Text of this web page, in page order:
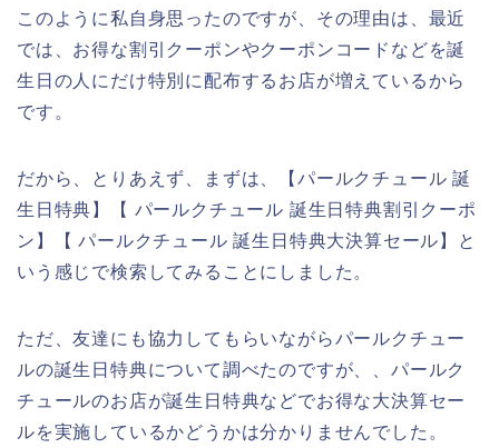
このように私自身思ったのですが、その理由は、最近
では、お得な割引クーポンやクーポンコードなどを誕
生日の人にだけ特別に配布するお店が増えているから
です。
だから、とりあえず、まずは、【パールクチュール 誕
生日特典】【 パールクチュール 誕生日特典割引クーポ
ン】【 パールクチュール 誕生日特典大決算セール】と
いう感じで検索してみることにしました。
ただ、友達にも協力してもらいながらパールクチュー
ルの誕生日特典について調べたのですが、、パールク
チュールのお店が誕生日特典などでお得な大決算セー
ルを実施しているかどうかは分かりませんでした。